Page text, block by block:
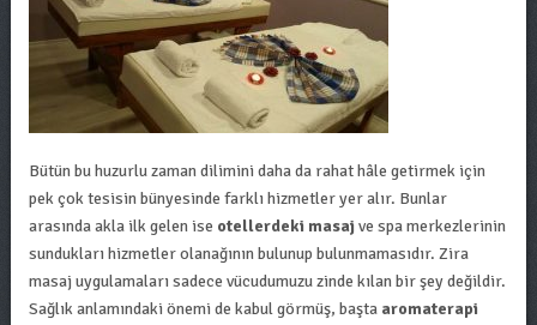
Bütün bu huzurlu zaman dilimini daha da rahat hâle getirmek için
pek çok tesisin bünyesinde farklı hizmetler yer alır. Bunlar
arasında akla ilk gelen ise otellerdeki masajve spa merkezlerinin
sundukları hizmetler olanağının bulunup bulunmamasıdır. Zira
masaj uygulamaları sadece vücudumuzu zinde kılan bir şey değildir.
Sağlık anlamındaki önemi de kabul görmüş, başta aromaterapi